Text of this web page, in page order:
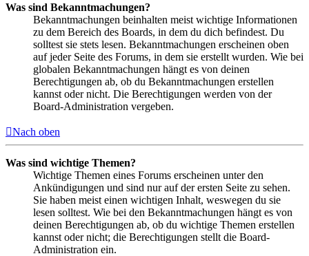
Was sind Bekanntmachungen?
Bekanntmachungen beinhalten meist wichtige Informationen
zu dem Bereich des Boards, in dem du dich befindest. Du
solltest sie stets lesen. Bekanntmachungen erscheinen oben
auf jeder Seite des Forums, in dem sie erstellt wurden. Wie bei
globalen Bekanntmachungen hängt es von deinen
Berechtigungen ab, ob du Bekanntmachungen erstellen
kannst oder nicht. Die Berechtigungen werden von der
Board-Administration vergeben.
Nach oben
Was sind wichtige Themen?
Wichtige Themen eines Forums erscheinen unter den
Ankündigungen und sind nur auf der ersten Seite zu sehen.
Sie haben meist einen wichtigen Inhalt, weswegen du sie
lesen solltest. Wie bei den Bekanntmachungen hängt es von
deinen Berechtigungen ab, ob du wichtige Themen erstellen
kannst oder nicht; die Berechtigungen stellt die Board-
Administration ein.